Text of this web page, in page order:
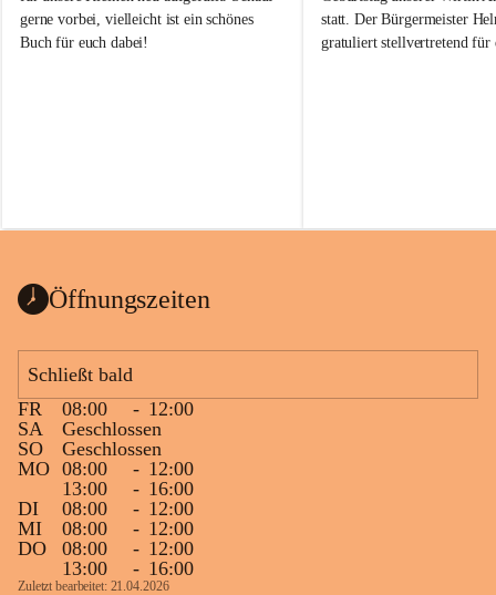
gerne vorbei, vielleicht ist ein schönes
Buch für euch dabei!
Wanduhr (!) benutzt und musste
Das Gemeindeamt freut sich sehr über die
Spende >lesenswerter< Bücher und
vorsortiert in die Bücherzelle eingeräumt
werden können.
Gleichzeitig möchten wir uns bei all Jenen
sehr herzlich bedanken, die bereits viele
tolle Bücher spendiert haben.
statt. Der Bürgermeister
gratuliert stellvertretend für
Gesundheit, Gelassenheit
Öffnungszeiten
Schließt bald
FR
08:00 - 12:00
SA
Geschlossen
SO
Geschlossen
MO 08:00 - 12:00
13:00
- 16:00
DI
08:00 - 12:00
MI
08:00 - 12:00
DO
08:00 - 12:00
13:00
- 16:00
Zuletzt bearbeitet: 21.04.2026